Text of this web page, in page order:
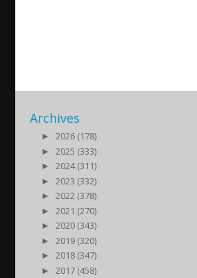
Archives
►
2026 (178)
►
2025 (333)
►
2024 (311)
►
2023 (332)
►
2022 (378)
►
2021 (270)
►
2020 (343)
►
2019 (320)
►
2018 (347)
►
2017 (458)